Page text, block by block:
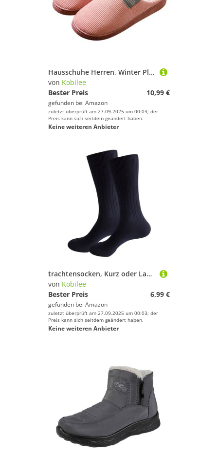
Hausschuhe Herren, Winter Plüsch Pantoffeln rutschfeste Unisex Warm Hausschlappen Filzpantoffeln Frauen Bequeme Slippers 02Pink 44-45/EU
von Kobilee
Bester Preis
10,99 €
gefunden bei Amazon
zuletzt überprüft am 27.09.2025 um 00:03; der
Preis kann sich seitdem geändert haben.
Keine weiteren Anbieter
trachtensocken, Kurz oder Lang für Trachten Lederhose Trachtensocken Warm, Bequem, Freizeit, Hochzeit, Sport, Farben frei wählbar Marineblau 43-46
von Kobilee
Bester Preis
6,99 €
gefunden bei Amazon
zuletzt überprüft am 27.09.2025 um 00:03; der
Preis kann sich seitdem geändert haben.
Keine weiteren Anbieter